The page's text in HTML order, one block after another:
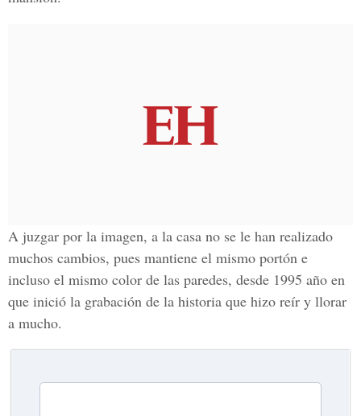
A juzgar por la imagen, a la casa no se le han realizado
muchos cambios, pues mantiene el mismo portón e
incluso el mismo color de las paredes, desde 1995 año en
que inició la grabación de la historia que hizo reír y llorar
a mucho.